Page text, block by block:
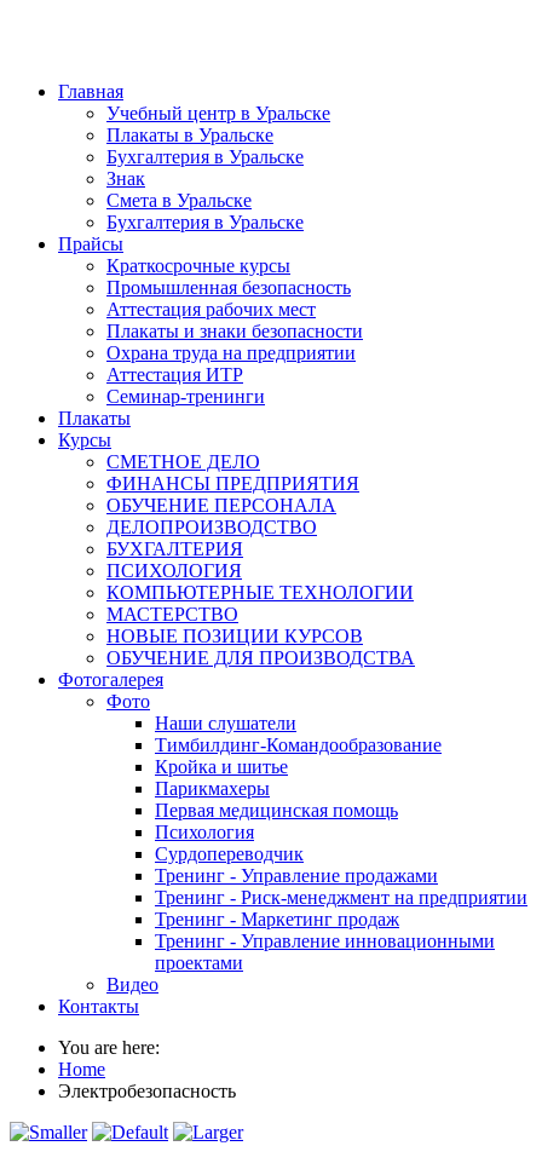
Главная
Учебный центр в Уральске
Плакаты в Уральске
Бухгалтерия в Уральске
Знак
Смета в Уральске
Бухгалтерия в Уральске
Прайсы
Краткосрочные курсы
Промышленная безопасность
Аттестация рабочих мест
Плакаты и знаки безопасности
Охрана труда на предприятии
Аттестация ИТР
Семинар-тренинги
Плакаты
Курсы
СМЕТНОЕ ДЕЛО
ФИНАНСЫ ПРЕДПРИЯТИЯ
ОБУЧЕНИЕ ПЕРСОНАЛА
ДЕЛОПРОИЗВОДСТВО
БУХГАЛТЕРИЯ
ПСИХОЛОГИЯ
КОМПЬЮТЕРНЫЕ ТЕХНОЛОГИИ
МАСТЕРСТВО
НОВЫЕ ПОЗИЦИИ КУРСОВ
ОБУЧЕНИЕ ДЛЯ ПРОИЗВОДСТВА
Фотогалерея
Фото
Наши слушатели
Тимбилдинг-Командообразование
Кройка и шитье
Парикмахеры
Первая медицинская помощь
Психология
Сурдопереводчик
Тренинг - Управление продажами
Тренинг - Риск-менеджмент на предприятии
Тренинг - Маркетинг продаж
Тренинг - Управление инновационными
проектами
Видео
Контакты
You are here:
Home
Электробезопасность